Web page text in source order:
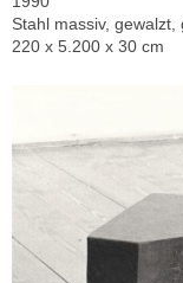
Stahl massiv,
220 x 5.200 x 30 cm